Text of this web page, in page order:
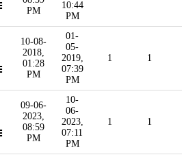
PM
10:44
PM
10-08-
2018,
01:28
PM
01-
05-
2019,
07:39
PM
1 1
09-06-
2023,
08:59
PM
10-
06-
2023,
07:11
PM
1 1